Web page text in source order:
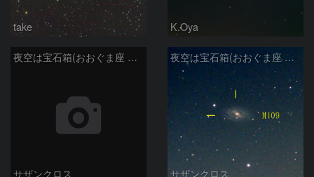
take K.Oya
夜空は宝石箱(おおぐま座 NGC3198) Seestar50
サザンクロス
夜空は宝石箱(おおぐま座 M109) Seestar50
サザンクロス